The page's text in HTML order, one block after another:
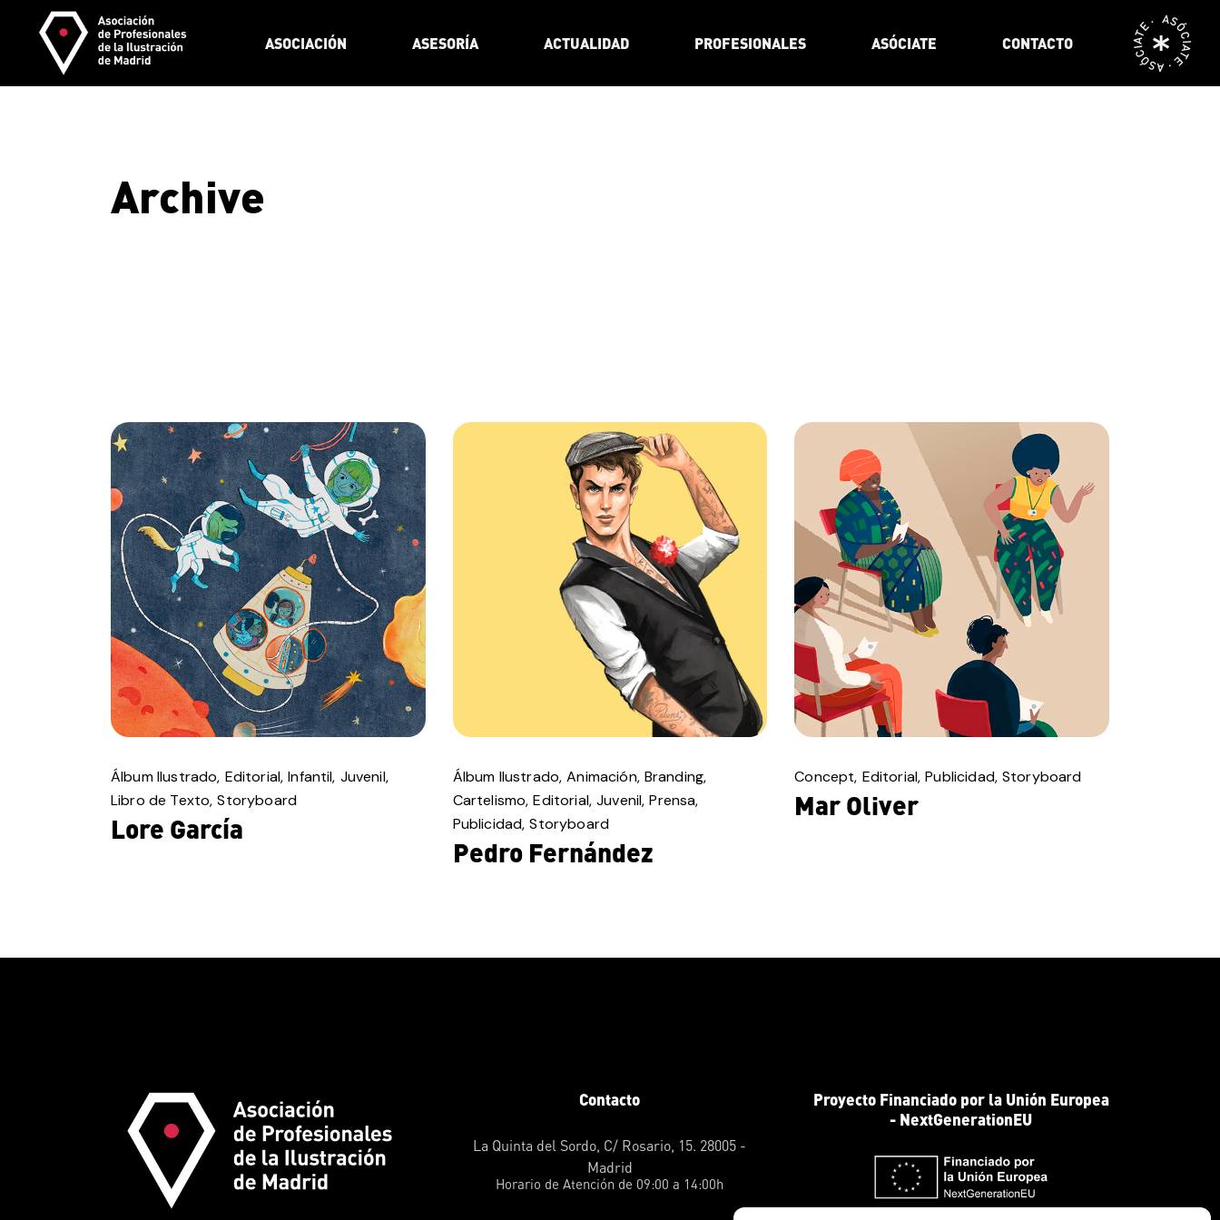
content
ASOCIACIÓN ASESORÍA ACTUALIDAD PROFESIONALES ASÓCIATE CONTACTO ASÓCIATE · ASÓCIATE ·
Archive
Álbum Ilustrado Editorial Infantil Juvenil
Libro de Texto Storyboard
Lore García
Álbum Ilustrado Animación Branding
Cartelismo Editorial Juvenil Prensa
Publicidad Storyboard
Pedro Fernández
Concept Editorial Publicidad Storyboard
Mar Oliver
Contacto
La Quinta del Sordo, C/ Rosario, 15. 28005 -
Madrid
Horario de Atención de 09:00 a 14:00h
Proyecto Financiado por la Unión Europea
- NextGenerationEU